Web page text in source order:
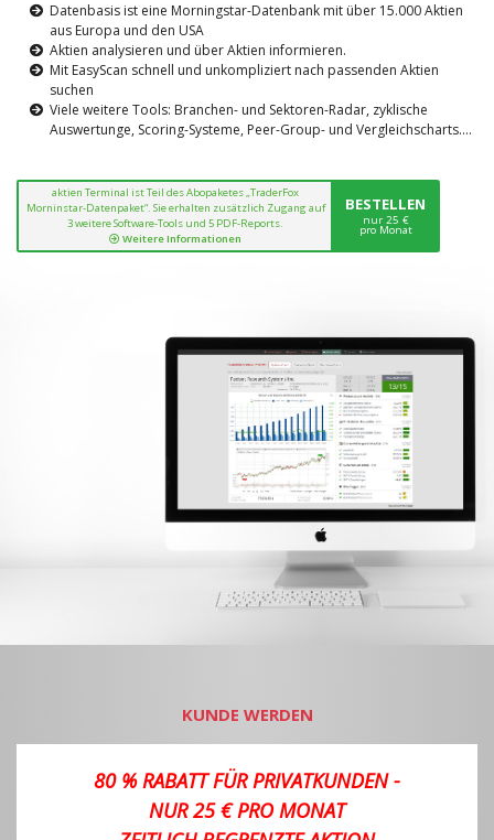
Datenbasis ist eine Morningstar-Datenbank mit über 15.000 Aktien
aus Europa und den USA
Aktien analysieren und über Aktien informieren.
Mit EasyScan schnell und unkompliziert nach passenden Aktien
suchen
Viele weitere Tools: Branchen- und Sektoren-Radar, zyklische
Auswertunge, Scoring-Systeme, Peer-Group- und Vergleichscharts....
aktien Terminal ist Teil des Abopaketes „TraderFox
Morninstar-Datenpaket“. Sie erhalten zusätzlich Zugang auf
3 weitere Software-Tools und 5 PDF-Reports.
Weitere Informationen
BESTELLEN
nur 25 €
pro Monat
KUNDE WERDEN
80 % RABATT FÜR PRIVATKUNDEN -
NUR 25 € PRO MONAT